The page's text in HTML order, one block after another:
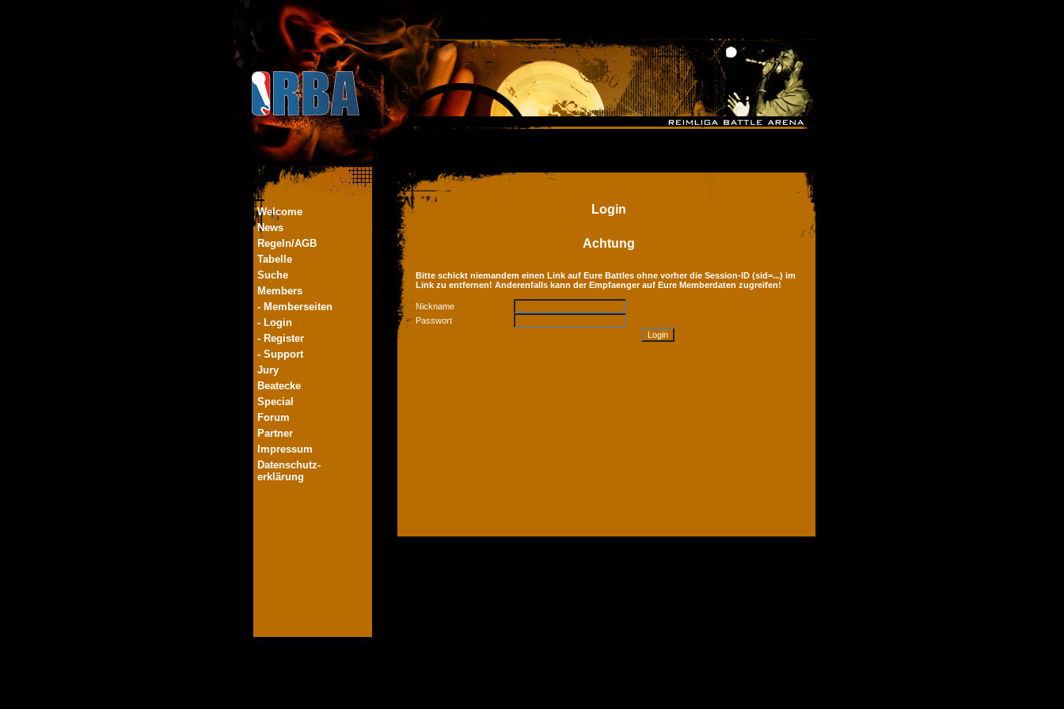
Welcome
News
Regeln/AGB
Tabelle
Suche
Members
- Memberseiten
- Login
- Register
- Support
Jury
Beatecke
Special
Forum
Partner
Impressum
Datenschutz-
erklärung
Login
Achtung
Bitte schickt niemandem einen Link auf Eure Battles ohne vorher die Session-ID (sid=...) im
Link zu entfernen! Anderenfalls kann der Empfaenger auf Eure Memberdaten zugreifen!
Nickname
Passwort